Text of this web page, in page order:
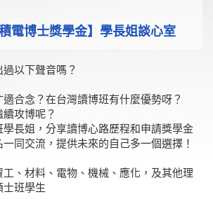
電博士獎學金】學長姐談心室
以下聲音嗎？
合念？在台灣讀博班有什麼優勢呀？
攻博呢？
長姐，分享讀博心路歷程和申請獎學金
同交流，提供未來的自己多一個選擇！
、材料、電物、機械、應化，及其他理
士班學生